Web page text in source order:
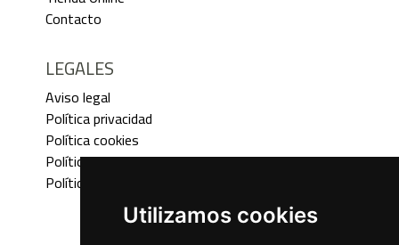
Utilizamos cookies
Contacto
LEGALES
Aviso legal
Política privacidad
Política cookies
Política devoluciones
Política envíos